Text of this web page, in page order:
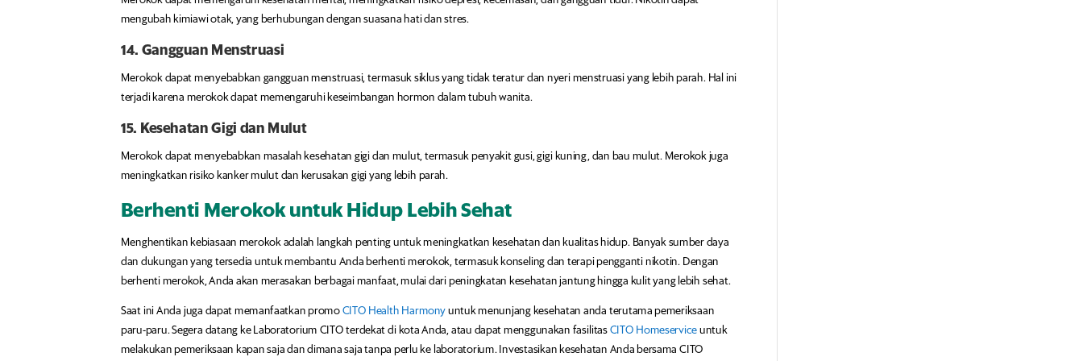
mengubah kimiawi otak, yang berhubungan dengan suasana hati dan stres.
14. Gangguan Menstruasi
Merokok dapat menyebabkan gangguan menstruasi, termasuk siklus yang tidak teratur dan nyeri menstruasi yang lebih parah. Hal ini
terjadi karena merokok dapat memengaruhi keseimbangan hormon dalam tubuh wanita.
15. Kesehatan Gigi dan Mulut
Merokok dapat menyebabkan masalah kesehatan gigi dan mulut, termasuk penyakit gusi, gigi kuning, dan bau mulut. Merokok juga
meningkatkan risiko kanker mulut dan kerusakan gigi yang lebih parah.
Berhenti Merokok untuk Hidup Lebih Sehat
Menghentikan kebiasaan merokok adalah langkah penting untuk meningkatkan kesehatan dan kualitas hidup. Banyak sumber daya
dan dukungan yang tersedia untuk membantu Anda berhenti merokok, termasuk konseling dan terapi pengganti nikotin. Dengan
berhenti merokok, Anda akan merasakan berbagai manfaat, mulai dari peningkatan kesehatan jantung hingga kulit yang lebih sehat.
Saat ini Anda juga dapat memanfaatkan promo CITO Health Harmony untuk menunjang kesehatan anda terutama pemeriksaan
paru-paru. Segera datang ke Laboratorium CITO terdekat di kota Anda, atau dapat menggunakan fasilitas CITO Homeservice untuk
melakukan pemeriksaan kapan saja dan dimana saja tanpa perlu ke laboratorium. Investasikan kesehatan Anda bersama CITO